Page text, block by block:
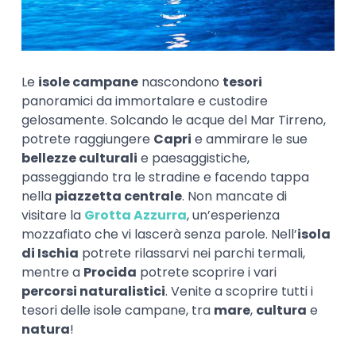
Le isole campane nascondono tesori
panoramici da immortalare e custodire
gelosamente. Solcando le acque del Mar Tirreno,
potrete raggiungere Capri e ammirare le sue
bellezze culturali e paesaggistiche,
passeggiando tra le stradine e facendo tappa
nella piazzetta centrale. Non mancate di
visitare la Grotta Azzurra, un’esperienza
mozzafiato che vi lascerà senza parole. Nell’isola
di Ischia potrete rilassarvi nei parchi termali,
mentre a Procida potrete scoprire i vari
percorsi naturalistici. Venite a scoprire tutti i
tesori delle isole campane, tra mare, cultura e
natura!